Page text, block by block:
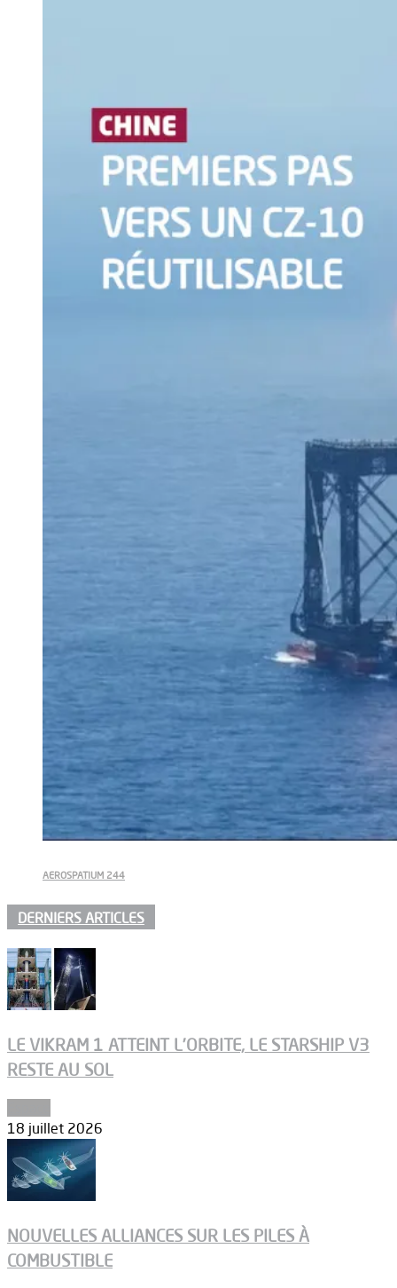
AEROSPATIUM 244
DERNIERS ARTICLES
LE VIKRAM 1 ATTEINT L’ORBITE, LE STARSHIP V3
RESTE AU SOL
18 juillet 2026
NOUVELLES ALLIANCES SUR LES PILES À
COMBUSTIBLE